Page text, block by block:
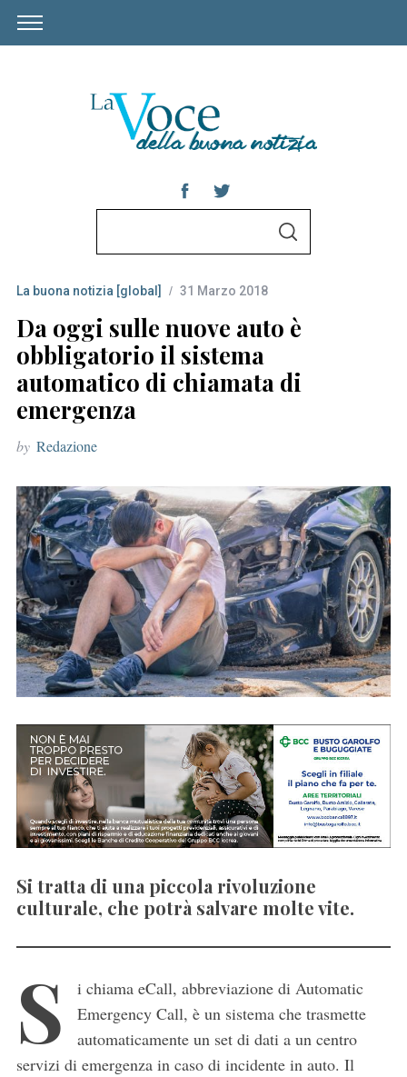
r
c
h
f
o
r
:
S
La buona notizia [global] 31 Marzo 2018
Da oggi sulle nuove auto è
obbligatorio il sistema
automatico di chiamata di
emergenza
by Redazione
Si tratta di una piccola rivoluzione
culturale, che potrà salvare molte vite.
S
i chiama eCall, abbreviazione di Automatic
Emergency Call, è un sistema che trasmette
automaticamente un set di dati a un centro
servizi di emergenza in caso di incidente in auto. Il